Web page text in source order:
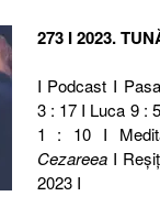
273 I 2023.
I Podcast I
3 : 17 I Luca 9 :
1 : 10 I
CezareeaI
2023 I